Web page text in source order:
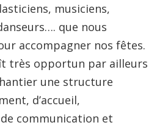
musiciens,
que nous
accompagner nos fêtes.
très opportun par ailleurs
une structure
d’accueil,
communication et